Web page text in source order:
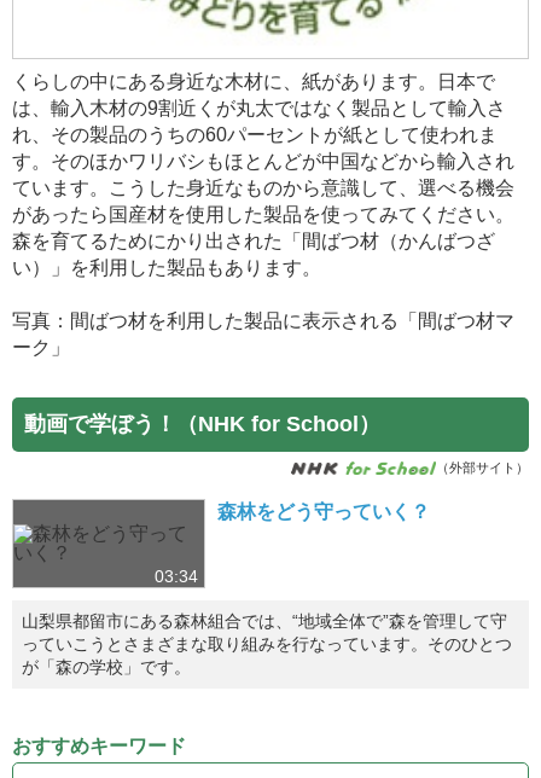
くらしの中にある身近な木材に、紙があります。日本で
は、輸入木材の9割近くが丸太ではなく製品として輸入さ
れ、その製品のうちの60パーセントが紙として使われま
す。そのほかワリバシもほとんどが中国などから輸入され
ています。こうした身近なものから意識して、選べる機会
があったら国産材を使用した製品を使ってみてください。
森を育てるためにかり出された「間ばつ材（かんばつざ
い）」を利用した製品もあります。
写真：間ばつ材を利用した製品に表示される「間ばつ材マ
ーク」
動画で学ぼう！（NHK for School）
（外部サイト）
03:34
森林をどう守っていく？
山梨県都留市にある森林組合では、“地域全体で”森を管理して守
っていこうとさまざまな取り組みを行なっています。そのひとつ
が「森の学校」です。
おすすめキーワード